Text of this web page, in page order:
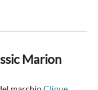
Marion